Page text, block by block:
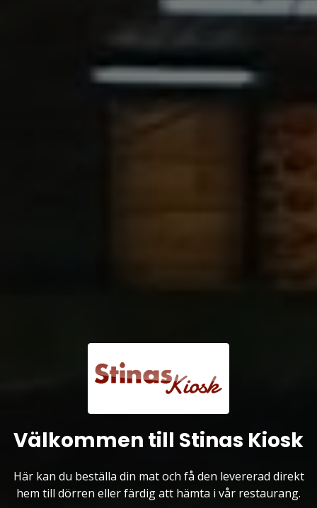
Välkommen till Stinas Kiosk
Här kan du beställa din mat och få den levererad direkt
hem till dörren eller färdig att hämta i vår restaurang.